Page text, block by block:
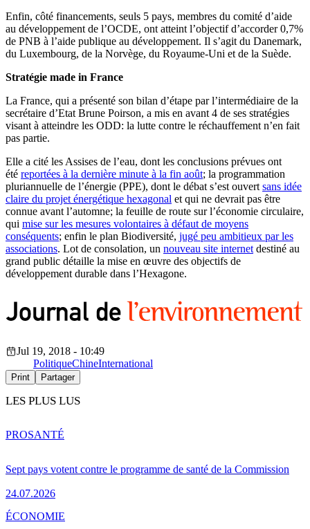
Enfin, côté financements, seuls 5 pays, membres du comité d’aide
au développement de l’OCDE, ont atteint l’objectif d’accorder 0,7%
de PNB à l’aide publique au développement. Il s’agit du Danemark,
du Luxembourg, de la Norvège, du Royaume-Uni et de la Suède.
Stratégie made in France
La France, qui a présenté son bilan d’étape par l’intermédiaire de la
secrétaire d’Etat Brune Poirson, a mis en avant 4 de ses stratégies
visant à atteindre les ODD: la lutte contre le réchauffement n’en fait
pas partie.
Elle a cité les Assises de l’eau, dont les conclusions prévues ont
été reportées à la dernière minute à la fin août; la programmation
pluriannuelle de l’énergie (PPE), dont le débat s’est ouvert sans idée
claire du projet énergétique hexagonal et qui ne devrait pas être
connue avant l’automne; la feuille de route sur l’économie circulaire,
qui mise sur les mesures volontaires à défaut de moyens
conséquents; enfin le plan Biodiversité, jugé peu ambitieux par les
associations. Lot de consolation, un nouveau site internet destiné au
grand public détaille la mise en œuvre des objectifs de
développement durable dans l’Hexagone.
Jul 19, 2018 - 10:49
PolitiqueChineInternational
Print Partager
LES PLUS LUS
Sept pays votent contre le programme de santé de la Commission
24.07.2026
PROSANTÉ
ÉCONOMIE